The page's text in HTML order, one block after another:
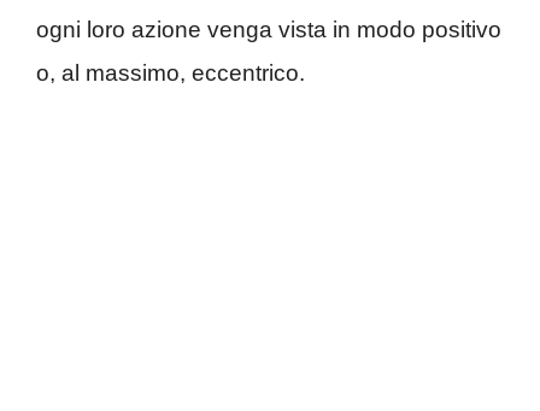
ogni loro azione venga vista in modo positivo
o, al massimo, eccentrico.